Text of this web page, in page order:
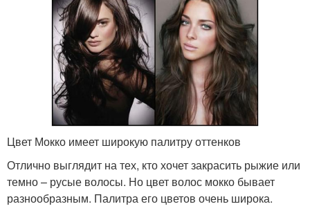
Цвет Мокко имеет широкую палитру оттенков
Отлично выглядит на тех, кто хочет закрасить рыжие или
темно – русые волосы. Но цвет волос мокко бывает
разнообразным. Палитра его цветов очень широка.